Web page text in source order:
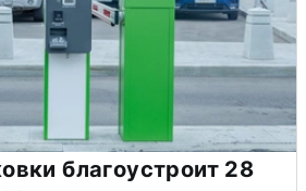
благоустроит 28